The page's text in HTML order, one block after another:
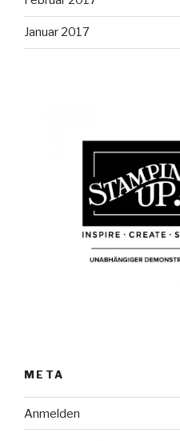
Januar 2017
META
Anmelden